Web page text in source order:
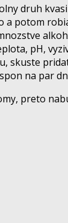
druh
a potom
pH,
skuste
na par
preto